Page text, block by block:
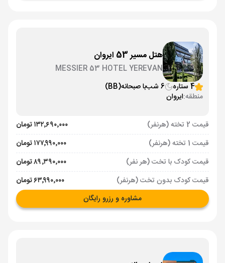
هتل مسیر 53 ایروان
MESSIER 53 HOTEL YEREVAN
4 ستاره
6 شب با صبحانه(BB)
منطقه:ایروان
قیمت 2 تخته (هرنفر)
۱۳۲٬۶۹۰٬۰۰۰ تومان
قیمت 1 تخته (هرنفر)
۱۷۷٬۹۹۰٬۰۰۰ تومان
قیمت کودک با تخت (هر نفر)
۸۹٬۳۹۰٬۰۰۰ تومان
قیمت کودک بدون تخت (هرنفر)
۶۳٬۹۹۰٬۰۰۰ تومان
مشاوره و رزرو رایگان